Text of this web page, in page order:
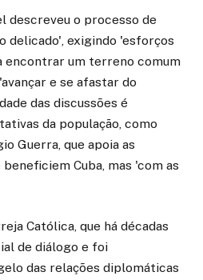
descreveu o processo de
delicado', exigindo 'esforços
encontrar um terreno comum
e se afastar do
das discussões é
da população, como
Guerra, que apoia as
Cuba, mas 'com as
Católica, que há décadas
de diálogo e foi
das relações diplomáticas